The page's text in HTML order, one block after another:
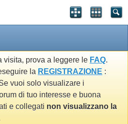
visita, prova a leggere le FAQ.
la REGISTRAZIONE :
vuoi solo visualizare i
di tuo interesse e buona
e collegati non visualizzano la